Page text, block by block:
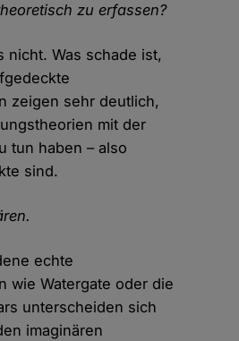
zu erfassen?
nicht. Was schade ist,
zeigen sehr deutlich,
mit der
tun haben – also
sind.
echte
wie Watergate oder die
unterscheiden sich
imaginären